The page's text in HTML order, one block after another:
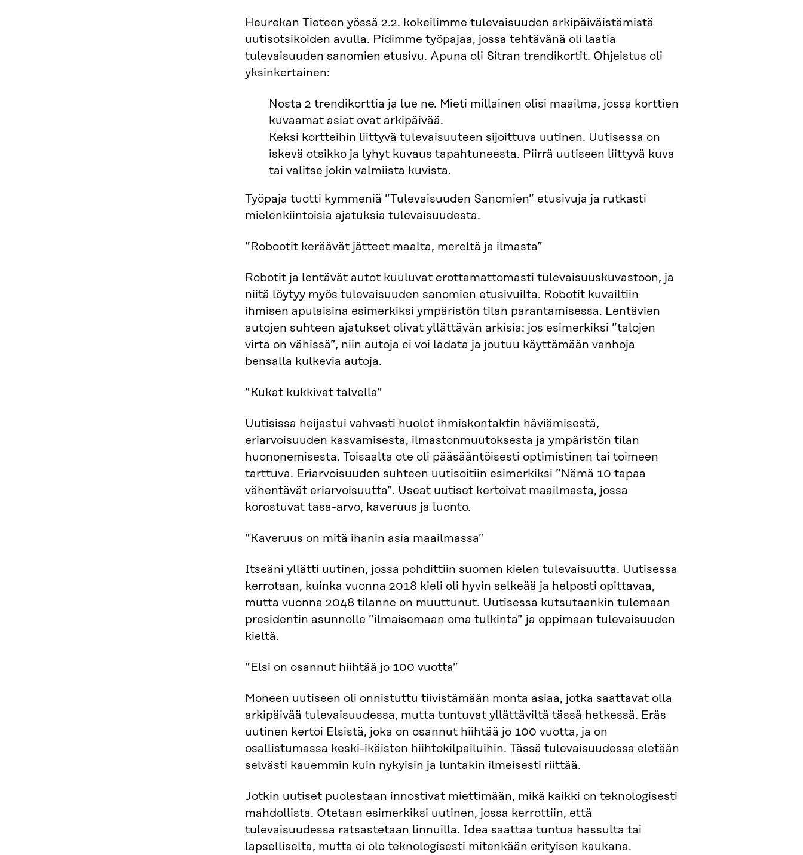
Heurekan Tieteen yössä 2.2. kokeilimme tulevaisuuden arkipäiväistämistä
uutisotsikoiden avulla. Pidimme työpajaa, jossa tehtävänä oli laatia
tulevaisuuden sanomien etusivu. Apuna oli Sitran trendikortit. Ohjeistus oli
yksinkertainen:
Nosta 2 trendikorttia ja lue ne. Mieti millainen olisi maailma, jossa korttien
kuvaamat asiat ovat arkipäivää.
Keksi kortteihin liittyvä tulevaisuuteen sijoittuva uutinen. Uutisessa on
iskevä otsikko ja lyhyt kuvaus tapahtuneesta. Piirrä uutiseen liittyvä kuva
tai valitse jokin valmiista kuvista.
Työpaja tuotti kymmeniä ”Tulevaisuuden Sanomien” etusivuja ja rutkasti
mielenkiintoisia ajatuksia tulevaisuudesta.
”Robootit keräävät jätteet maalta, mereltä ja ilmasta”
Robotit ja lentävät autot kuuluvat erottamattomasti tulevaisuuskuvastoon, ja
niitä löytyy myös tulevaisuuden sanomien etusivuilta. Robotit kuvailtiin
ihmisen apulaisina esimerkiksi ympäristön tilan parantamisessa. Lentävien
autojen suhteen ajatukset olivat yllättävän arkisia: jos esimerkiksi ”talojen
virta on vähissä”, niin autoja ei voi ladata ja joutuu käyttämään vanhoja
bensalla kulkevia autoja.
”Kukat kukkivat talvella”
Uutisissa heijastui vahvasti huolet ihmiskontaktin häviämisestä,
eriarvoisuuden kasvamisesta, ilmastonmuutoksesta ja ympäristön tilan
huononemisesta. Toisaalta ote oli pääsääntöisesti optimistinen tai toimeen
tarttuva. Eriarvoisuuden suhteen uutisoitiin esimerkiksi ”Nämä 10 tapaa
vähentävät eriarvoisuutta”. Useat uutiset kertoivat maailmasta, jossa
korostuvat tasa-arvo, kaveruus ja luonto.
”Kaveruus on mitä ihanin asia maailmassa”
Itseäni yllätti uutinen, jossa pohdittiin suomen kielen tulevaisuutta. Uutisessa
kerrotaan, kuinka vuonna 2018 kieli oli hyvin selkeää ja helposti opittavaa,
mutta vuonna 2048 tilanne on muuttunut. Uutisessa kutsutaankin tulemaan
presidentin asunnolle ”ilmaisemaan oma tulkinta” ja oppimaan tulevaisuuden
kieltä.
”Elsi on osannut hiihtää jo 100 vuotta”
Moneen uutiseen oli onnistuttu tiivistämään monta asiaa, jotka saattavat olla
arkipäivää tulevaisuudessa, mutta tuntuvat yllättäviltä tässä hetkessä. Eräs
uutinen kertoi Elsistä, joka on osannut hiihtää jo 100 vuotta, ja on
osallistumassa keski-ikäisten hiihtokilpailuihin. Tässä tulevaisuudessa eletään
selvästi kauemmin kuin nykyisin ja luntakin ilmeisesti riittää.
Jotkin uutiset puolestaan innostivat miettimään, mikä kaikki on teknologisesti
mahdollista. Otetaan esimerkiksi uutinen, jossa kerrottiin, että
tulevaisuudessa ratsastetaan linnuilla. Idea saattaa tuntua hassulta tai
lapselliselta, mutta ei ole teknologisesti mitenkään erityisen kaukana.